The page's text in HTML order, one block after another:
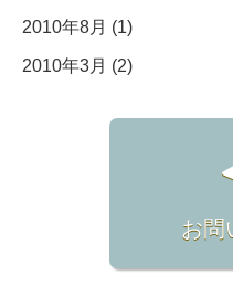
2010年8月 (1)
2010年3月 (2)
お問